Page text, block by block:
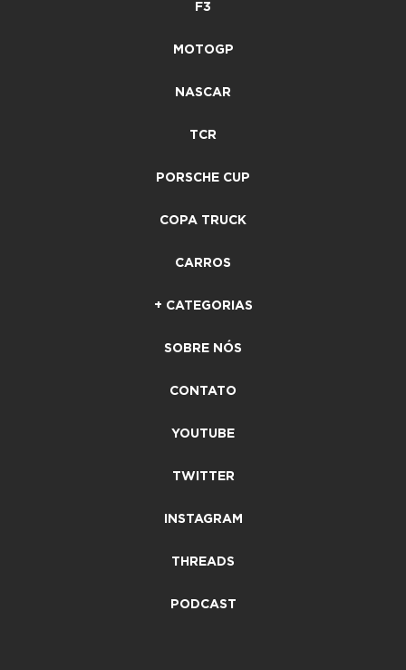
F3
MOTOGP
NASCAR
TCR
PORSCHE CUP
COPA TRUCK
CARROS
+ CATEGORIAS
SOBRE NÓS
CONTATO
YOUTUBE
TWITTER
INSTAGRAM
THREADS
PODCAST